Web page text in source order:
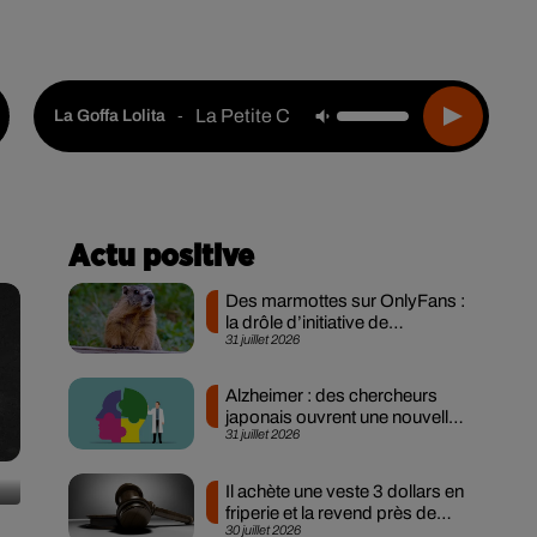
La Goffa Lolita - La Petite Culotte
Actu positive
31 juillet 2026
Des marmottes sur OnlyFans :
la drôle d’initiative de
chercheurs...
31 juillet 2026
Alzheimer : des chercheurs
japonais ouvrent une nouvelle
piste pour...
30 juillet 2026
Il achète une veste 3 dollars en
friperie et la revend près de